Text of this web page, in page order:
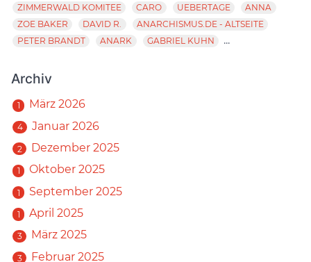
ZIMMERWALD KOMITEE
CARO UEBERTAGE
ANNA
ZOE BAKER
DAVID R.
ANARCHISMUS.DE - ALTSEITE
PETER BRANDT
ANARK GABRIEL KUHN ...
Archiv
1 März 2026
4 Januar 2026
2 Dezember 2025
1 Oktober 2025
1 September 2025
1 April 2025
3 März 2025
3 Februar 2025